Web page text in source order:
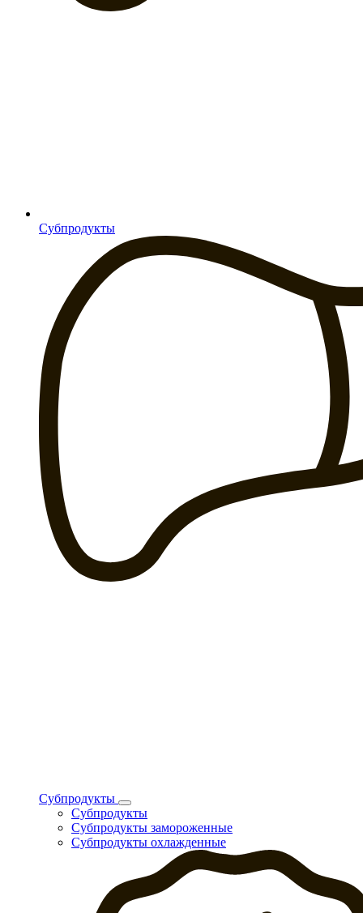
Субпродукты
Субпродукты
Субпродукты
Субпродукты замороженные
Субпродукты охлажденные